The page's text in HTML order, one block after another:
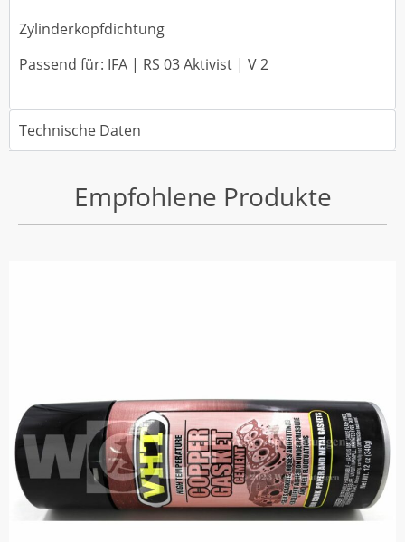
Zylinderkopfdichtung
Passend für: IFA | RS 03 Aktivist | V 2
Technische Daten
Empfohlene Produkte